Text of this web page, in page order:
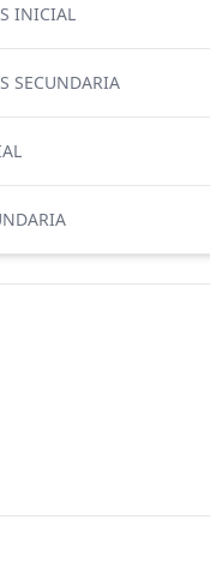
INICIAL
SECUNDARIA